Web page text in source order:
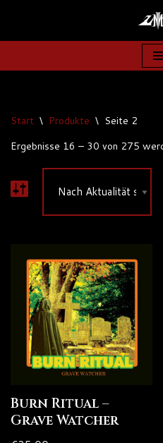
Zum
springen
Start \ Produkte \ Seite 2
Ergebnisse 16 – 30 von 275
Burn Ritual –
Grave Watcher